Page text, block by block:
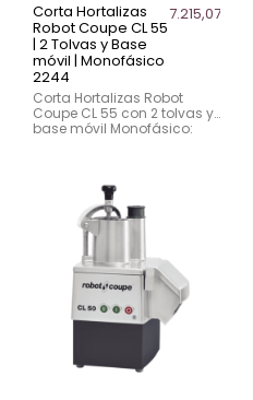
Corta Hortalizas
Robot Coupe CL 55
| 2 Tolvas y Base
móvil | Monofásico
2244
7.215,07 €
Corta Hortalizas Robot
Coupe CL 55 con 2 tolvas y
base móvil Monofásico:
Versátil, eficiente y potente.